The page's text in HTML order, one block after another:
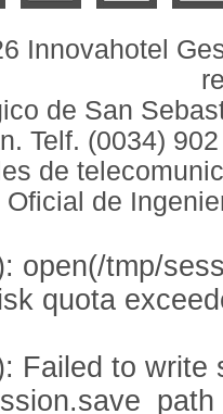
Innovahotel
de San
Telf. (0034)
de
Oficial de
open(/tmp/
quota
Failed to